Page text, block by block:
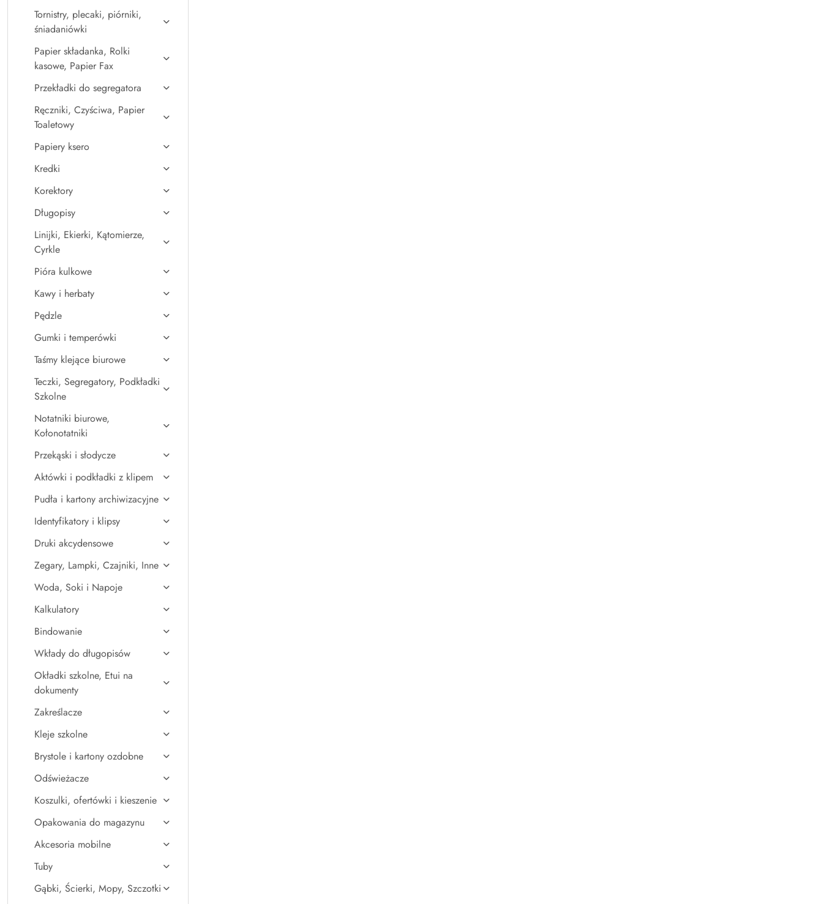
Tornistry, plecaki, piórniki,
śniadaniówki
Papier składanka, Rolki
kasowe, Papier Fax
Przekładki do segregatora
Ręczniki, Czyściwa, Papier
Toaletowy
Papiery ksero
Kredki
Korektory
Długopisy
Linijki, Ekierki, Kątomierze,
Cyrkle
Pióra kulkowe
Kawy i herbaty
Pędzle
Gumki i temperówki
Taśmy klejące biurowe
Teczki, Segregatory, Podkładki
Szkolne
Notatniki biurowe,
Kołonotatniki
Przekąski i słodycze
Aktówki i podkładki z klipem
Pudła i kartony archiwizacyjne
Identyfikatory i klipsy
Druki akcydensowe
Zegary, Lampki, Czajniki, Inne
Woda, Soki i Napoje
Kalkulatory
Bindowanie
Wkłady do długopisów
Okładki szkolne, Etui na
dokumenty
Zakreślacze
Kleje szkolne
Brystole i kartony ozdobne
Odświeżacze
Koszulki, ofertówki i kieszenie
Opakowania do magazynu
Akcesoria mobilne
Tuby
Gąbki, Ścierki, Mopy, Szczotki